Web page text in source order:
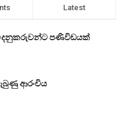
Latest
පණිවිඩයක්
ආරංචිය